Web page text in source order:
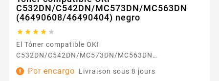
C532DN/C542DN/MC573DN/MC563DN
(46490608/46490404) negro
    
El Tóner compatible OKI
C532DN/C542DN/MC573DN/MC563DN
(46490608/46490404) negro está diseñado para
ofrecer una experiencia de impresión sencilla y
Por encargo Livraison sous 8 jours